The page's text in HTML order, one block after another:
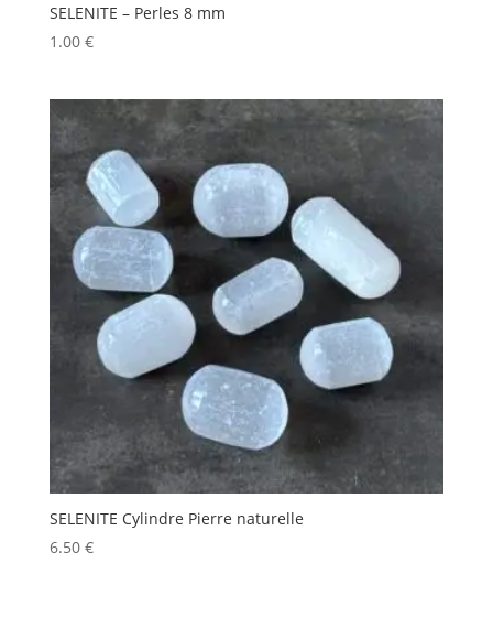
SELENITE – Perles 8 mm
1.00 €
SELENITE Cylindre Pierre naturelle
6.50 €